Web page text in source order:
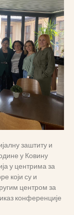
заштиту и
у Ковину
у центрима за
који су и
центром за
конференције